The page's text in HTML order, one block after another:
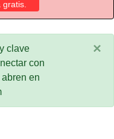
clave
con
en
×